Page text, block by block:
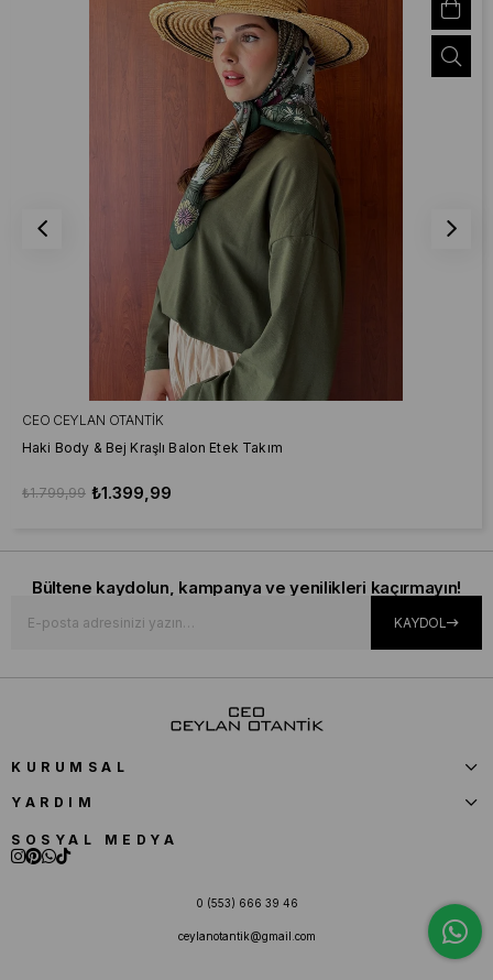
CEO CEYLAN OTANTIK
Haki Body & Bej Kraşlı Balon Etek Takım
₺1.399,99
₺1.799,99
Bültene kaydolun, kampanya ve yenilikleri kaçırmayın!
KAYDOL
KURUMSAL
YARDIM
SOSYAL MEDYA
0 (553) 666 39 46
ceylanotantik@gmail.com